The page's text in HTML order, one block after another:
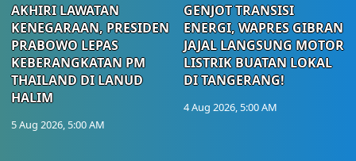
AKHIRI LAWATAN
KENEGARAAN, PRESIDEN
PRABOWO LEPAS
KEBERANGKATAN PM
THAILAND DI LANUD
HALIM
5 Aug 2026, 5:00 AM
GENJOT TRANSISI
ENERGI, WAPRES GIBRAN
JAJAL LANGSUNG MOTOR
LISTRIK BUATAN LOKAL
DI TANGERANG!
4 Aug 2026, 5:00 AM